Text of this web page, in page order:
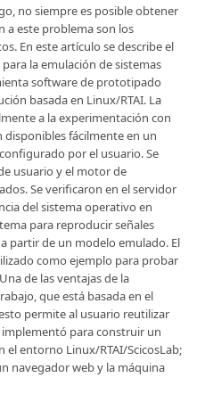
no siempre es posible obtener
a este problema son los
En este artículo se describe el
la emulación de sistemas
software de prototipado
basada en Linux/RTAI. La
a la experimentación con
fácilmente en un
por el usuario. Se
usuario y el motor de
Se verificaron en el servidor
del sistema operativo en
para reproducir señales
partir de un modelo emulado. El
como ejemplo para probar
de las ventajas de la
que está basada en el
permite al usuario reutilizar
para construir un
el entorno Linux/RTAI/ScicosLab;
navegador web y la máquina